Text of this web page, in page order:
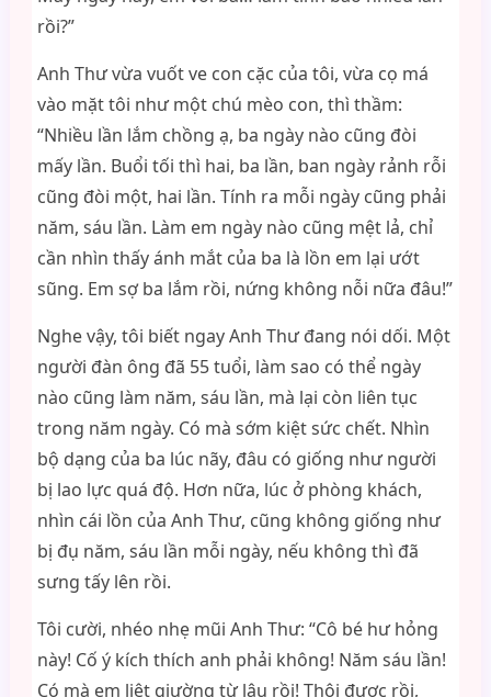
rồi?”
Anh Thư vừa vuốt ve con cặc của tôi, vừa cọ má
vào mặt tôi như một chú mèo con, thì thầm:
“Nhiều lần lắm chồng ạ, ba ngày nào cũng đòi
mấy lần. Buổi tối thì hai, ba lần, ban ngày rảnh rỗi
cũng đòi một, hai lần. Tính ra mỗi ngày cũng phải
năm, sáu lần. Làm em ngày nào cũng mệt lả, chỉ
cần nhìn thấy ánh mắt của ba là lồn em lại ướt
sũng. Em sợ ba lắm rồi, nứng không nỗi nữa đâu!”
Nghe vậy, tôi biết ngay Anh Thư đang nói dối. Một
người đàn ông đã 55 tuổi, làm sao có thể ngày
nào cũng làm năm, sáu lần, mà lại còn liên tục
trong năm ngày. Có mà sớm kiệt sức chết. Nhìn
bộ dạng của ba lúc nãy, đâu có giống như người
bị lao lực quá độ. Hơn nữa, lúc ở phòng khách,
nhìn cái lồn của Anh Thư, cũng không giống như
bị đụ năm, sáu lần mỗi ngày, nếu không thì đã
sưng tấy lên rồi.
Tôi cười, nhéo nhẹ mũi Anh Thư: “Cô bé hư hỏng
này! Cố ý kích thích anh phải không! Năm sáu lần!
Có mà em liệt giường từ lâu rồi! Thôi được rồi,